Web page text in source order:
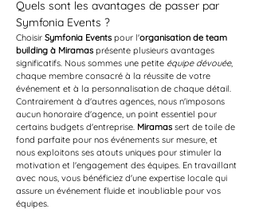
Quels sont les avantages de passer par
Symfonia Events ?
Choisir Symfonia Events pour l'organisation de team
building à Miramas présente plusieurs avantages
significatifs. Nous sommes une petite équipe dévouée,
chaque membre consacré à la réussite de votre
événement et à la personnalisation de chaque détail.
Contrairement à d'autres agences, nous n'imposons
aucun honoraire d'agence, un point essentiel pour
certains budgets d'entreprise. Miramas sert de toile de
fond parfaite pour nos événements sur mesure, et
nous exploitons ses atouts uniques pour stimuler la
motivation et l'engagement des équipes. En travaillant
avec nous, vous bénéficiez d'une expertise locale qui
assure un événement fluide et inoubliable pour vos
équipes.